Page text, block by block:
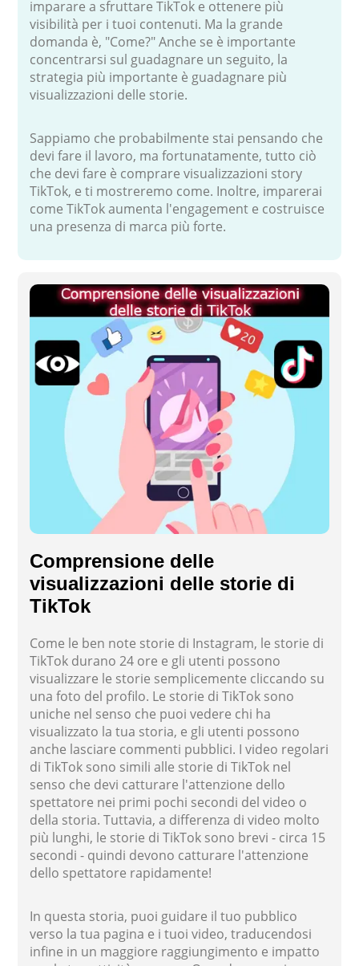
imparare a sfruttare TikTok e ottenere più
visibilità per i tuoi contenuti. Ma la grande
domanda è, "Come?" Anche se è importante
concentrarsi sul guadagnare un seguito, la
strategia più importante è guadagnare più
visualizzazioni delle storie.
Sappiamo che probabilmente stai pensando che
devi fare il lavoro, ma fortunatamente, tutto ciò
che devi fare è comprare visualizzazioni story
TikTok, e ti mostreremo come. Inoltre, imparerai
come TikTok aumenta l'engagement e costruisce
una presenza di marca più forte.
Comprensione delle
visualizzazioni delle storie di
TikTok
Come le ben note storie di Instagram, le storie di
TikTok durano 24 ore e gli utenti possono
visualizzare le storie semplicemente cliccando su
una foto del profilo. Le storie di TikTok sono
uniche nel senso che puoi vedere chi ha
visualizzato la tua storia, e gli utenti possono
anche lasciare commenti pubblici. I video regolari
di TikTok sono simili alle storie di TikTok nel
senso che devi catturare l'attenzione dello
spettatore nei primi pochi secondi del video o
della storia. Tuttavia, a differenza di video molto
più lunghi, le storie di TikTok sono brevi - circa 15
secondi - quindi devono catturare l'attenzione
dello spettatore rapidamente!
In questa storia, puoi guidare il tuo pubblico
verso la tua pagina e i tuoi video, traducendosi
infine in un maggiore raggiungimento e impatto